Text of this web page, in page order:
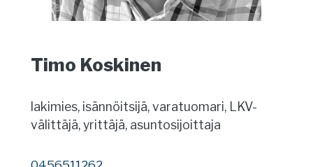
Timo Koskinen
lakimies, isännöitsijä, varatuomari, LKV-
välittäjä, yrittäjä, asuntosijoittaja